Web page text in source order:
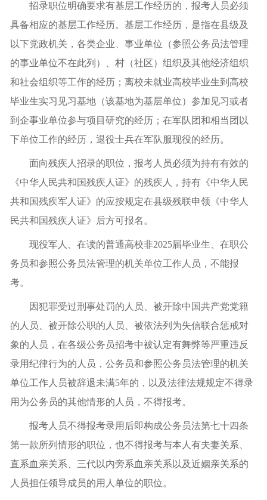
招录职位明确要求有基层工作经历的，报考人员必须
具备相应的基层工作经历。基层工作经历，是指在县级及
以下党政机关，各类企业、事业单位（参照公务员法管理
的事业单位不在此列）、村（社区）组织及其他经济组织
和社会组织等工作的经历；离校未就业高校毕业生到高校
毕业生实习见习基地（该基地为基层单位）参加见习或者
到企事业单位参与项目研究的经历；在军队团和相当团以
下单位工作的经历，退役士兵在军队服现役的经历。
面向残疾人招录的职位，报考人员必须为持有有效的
《中华人民共和国残疾人证》的残疾人，持有《中华人民
共和国残疾军人证》的应按规定在县级残联申领《中华人
民共和国残疾人证》后方可报名。
现役军人、在读的普通高校非2025届毕业生、在职公
务员和参照公务员法管理的机关单位工作人员，不能报
考。
因犯罪受过刑事处罚的人员、被开除中国共产党党籍
的人员、被开除公职的人员、被依法列为失信联合惩戒对
象的人员，在各级公务员招考中被认定有舞弊等严重违反
录用纪律行为的人员，公务员和参照公务员法管理的机关
单位工作人员被辞退未满5年的，以及法律法规规定不得录
用为公务员的其他情形的人员，不得报考。
报考人员不得报考录用后即构成公务员法第七十四条
第一款所列情形的职位，也不得报考与本人有夫妻关系、
直系血亲关系、三代以内旁系血亲关系以及近姻亲关系的
人员担任领导成员的用人单位的职位。